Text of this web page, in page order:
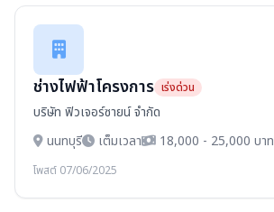
ช่างไฟฟ้าโครงการ เร่งด่วน
บริษัท ฟิวเจอร์ซายน์ จำกัด
นนทบุรี
เต็มเวลา 18,000 - 25,000 บาท
โพสต์ 07/06/2025